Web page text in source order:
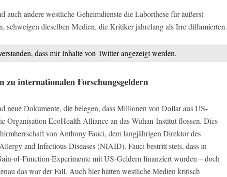
auch andere westliche Geheimdienste die Laborthese für äußerst
schweigen dieselben Medien, die Kritiker jahrelang als Irre diffamierten.
dass mir Inhalte von Twitter angezeigt werden.
zu internationalen Forschungsgeldern
neue Dokumente, die belegen, dass Millionen von Dollar aus US-
Organisation EcoHealth Alliance an das Wuhan-Institut flossen. Dies
von Anthony Fauci, dem langjährigen Direktor des
and Infectious Diseases (NIAID). Fauci bestritt stets, dass in
of-Function-Experimente mit US-Geldern finanziert wurden – doch
das war der Fall. Auch hier hätten westliche Medien kritisch